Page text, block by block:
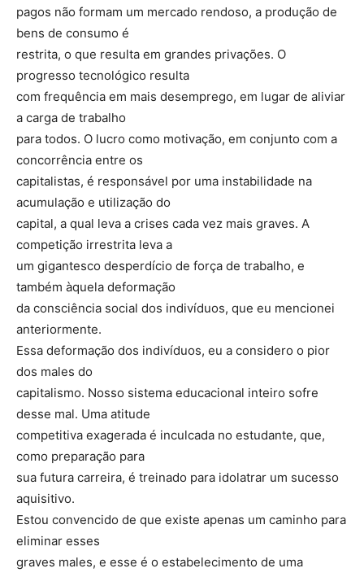
pagos não formam um mercado rendoso, a produção de
bens de consumo é
restrita, o que resulta em grandes privações. O
progresso tecnológico resulta
com frequência em mais desemprego, em lugar de aliviar
a carga de trabalho
para todos. O lucro como motivação, em conjunto com a
concorrência entre os
capitalistas, é responsável por uma instabilidade na
acumulação e utilização do
capital, a qual leva a crises cada vez mais graves. A
competição irrestrita leva a
um gigantesco desperdício de força de trabalho, e
também àquela deformação
da consciência social dos indivíduos, que eu mencionei
anteriormente.
Essa deformação dos indivíduos, eu a considero o pior
dos males do
capitalismo. Nosso sistema educacional inteiro sofre
desse mal. Uma atitude
competitiva exagerada é inculcada no estudante, que,
como preparação para
sua futura carreira, é treinado para idolatrar um sucesso
aquisitivo.
Estou convencido de que existe apenas um caminho para
eliminar esses
graves males, e esse é o estabelecimento de uma